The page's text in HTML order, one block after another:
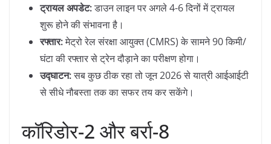
ट्रायल अपडेट:डाउन लाइन पर अगले 4-6 दिनों में ट्रायल
शुरू होने की संभावना है।
रफ्तार:मेट्रो रेल संरक्षा आयुक्त (CMRS) के सामने 90 किमी/
घंटा की रफ्तार से ट्रेन दौड़ाने का परीक्षण होगा।
उद्घाटन:सब कुछ ठीक रहा तो जून 2026 से यात्री आईआईटी
से सीधे नौबस्ता तक का सफर तय कर सकेंगे।
​कॉरिडोर-2 और बर्रा-8